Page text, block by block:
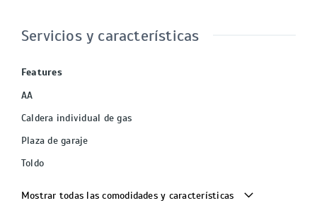
Servicios y características
Features
AA
Caldera individual de gas
Plaza de garaje
Toldo
Mostrar todas las comodidades y características